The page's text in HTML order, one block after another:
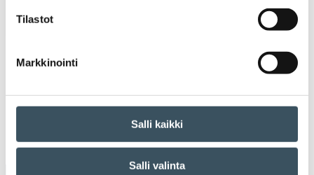
Tilastot
Markkinointi
Salli kaikki
Salli valinta
Artikkelien selaus